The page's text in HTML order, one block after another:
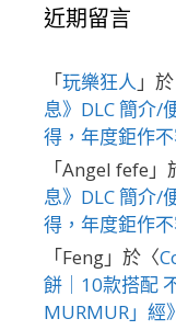
近期留言
「玩樂狂人 」
息》DLC 簡介/
得，年度鉅作
「Angel fefe 」
息》DLC 簡介/
得，年度鉅作
「Feng」於〈
餅｜10款搭配
MURMUR」經》